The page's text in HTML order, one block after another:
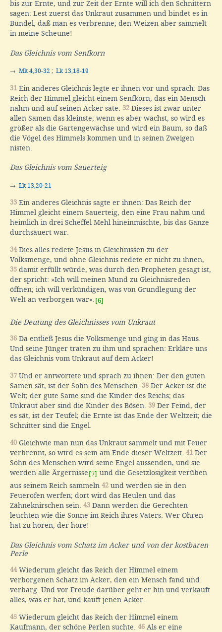
bis zur Ernte, und zur Zeit der Ernte will ich den Schnittern
sagen: Lest zuerst das Unkraut zusammen und bindet es in
Bündel, daß man es verbrenne; den Weizen aber sammelt
in meine Scheune!
Das Gleichnis vom Senfkorn
→ Mk 4,30-32 ; Lk 13,18-19
31 Ein anderes Gleichnis legte er ihnen vor und sprach: Das
Reich der Himmel gleicht einem Senfkorn, das ein Mensch
nahm und auf seinen Acker säte. 32 Dieses ist zwar unter
allen Samen das kleinste; wenn es aber wächst, so wird es
größer als die Gartengewächse und wird ein Baum, so daß
die Vögel des Himmels kommen und in seinen Zweigen
nisten.
Das Gleichnis vom Sauerteig
→ Lk 13,20-21
33 Ein anderes Gleichnis sagte er ihnen: Das Reich der
Himmel gleicht einem Sauerteig, den eine Frau nahm und
heimlich in drei Scheffel Mehl hineinmischte, bis das Ganze
durchsäuert war.
34Dies alles redete Jesus in Gleichnissen zu der
Volksmenge, und ohne Gleichnis redete er nicht zu ihnen,
35 damit erfüllt würde, was durch den Propheten gesagt ist,
der spricht: »Ich will meinen Mund zu Gleichnisreden
öffnen; ich will verkündigen, was von Grundlegung der
Welt an verborgen war«. [6]
Die Deutung des Gleichnisses vom Unkraut
36 Da entließ Jesus die Volksmenge und ging in das Haus.
Und seine Jünger traten zu ihm und sprachen: Erkläre uns
das Gleichnis vom Unkraut auf dem Acker!
37 Und er antwortete und sprach zu ihnen: Der den guten
Samen sät, ist der Sohn des Menschen. 38 Der Acker ist die
Welt; der gute Same sind die Kinder des Reichs; das
Unkraut aber sind die Kinder des Bösen. 39 Der Feind, der
es sät, ist der Teufel; die Ernte ist das Ende der Weltzeit; die
Schnitter sind die Engel.
40 Gleichwie man nun das Unkraut sammelt und mit Feuer
verbrennt, so wird es sein am Ende dieser Weltzeit. 41 Der
Sohn des Menschen wird seine Engel aussenden, und sie
werden alle Ärgernisse [7] und die Gesetzlosigkeit verüben
aus seinem Reich sammeln 42 und werden sie in den
Feuerofen werfen; dort wird das Heulen und das
Zähneknirschen sein. 43 Dann werden die Gerechten
leuchten wie die Sonne im Reich ihres Vaters. Wer Ohren
hat zu hören, der höre!
Das Gleichnis vom Schatz im Acker und von der kostbaren
Perle
44Wiederum gleicht das Reich der Himmel einem
verborgenen Schatz im Acker, den ein Mensch fand und
verbarg. Und vor Freude darüber geht er hin und verkauft
alles, was er hat, und kauft jenen Acker.
45 Wiederum gleicht das Reich der Himmel einem
Kaufmann, der schöne Perlen suchte. 46 Als er eine